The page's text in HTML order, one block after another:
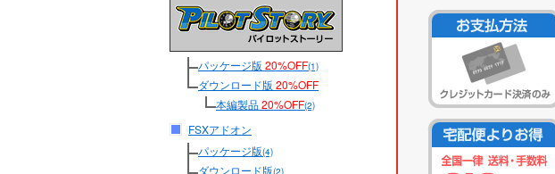
パッケージ版 20%OFF(1)
ダウンロード版 20%OFF
本編製品20%OFF(2)
FSXアドオン
パッケージ版(4)
ダウンロード版(2)